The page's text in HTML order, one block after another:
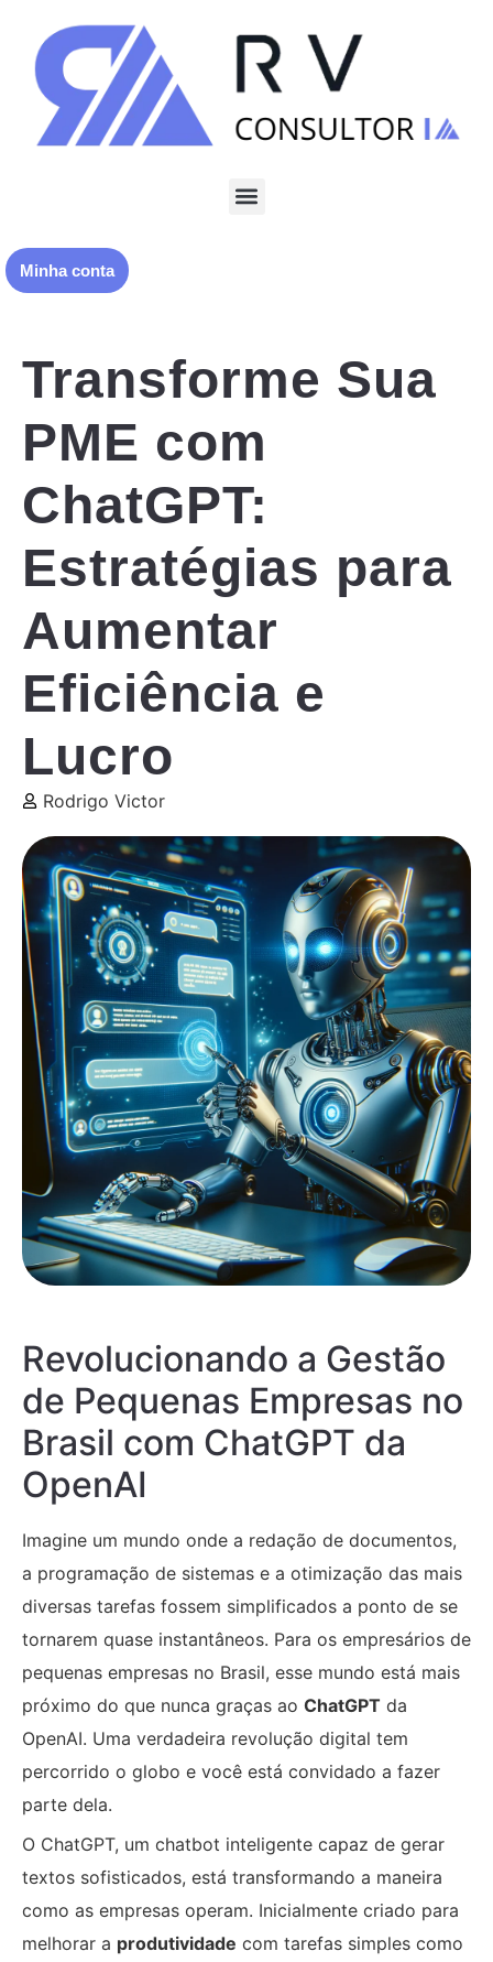
Minha conta
Transforme Sua
PME com
ChatGPT:
Estratégias para
Aumentar
Eficiência e
Lucro
Rodrigo Victor
Revolucionando a Gestão
de Pequenas Empresas no
Brasil com ChatGPT da
OpenAI
Imagine um mundo onde a redação de documentos,
a programação de sistemas e a otimização das mais
diversas tarefas fossem simplificados a ponto de se
tornarem quase instantâneos. Para os empresários de
pequenas empresas no Brasil, esse mundo está mais
próximo do que nunca graças ao ChatGPT da
OpenAI. Uma verdadeira revolução digital tem
percorrido o globo e você está convidado a fazer
parte dela.
O ChatGPT, um chatbot inteligente capaz de gerar
textos sofisticados, está transformando a maneira
como as empresas operam. Inicialmente criado para
melhorar a produtividade com tarefas simples como